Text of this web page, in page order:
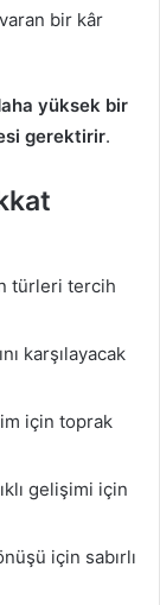
bir kâr
yüksek bir
gerektirir.
türleri tercih
karşılayacak
için toprak
gelişimi için
için sabırlı